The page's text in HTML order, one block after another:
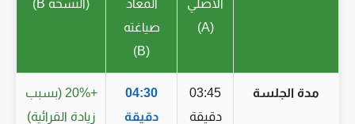
الأصلي
المعاد
صياغته
(النسخة B)
مدة الجلسة
03:45
دقيقة
04:30
دقيقة
+20% (بسبب
زيادة القرائية)